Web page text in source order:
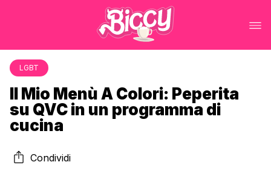
LGBT
Il Mio Menù A Colori: Peperita
su QVC in un programma di
cucina
Condividi